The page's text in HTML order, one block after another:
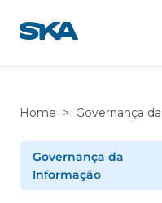
para
Home > Governança
Governança da
Informação